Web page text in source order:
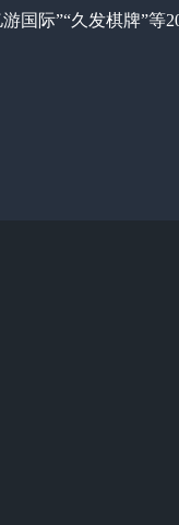
国际”“久发棋牌”等